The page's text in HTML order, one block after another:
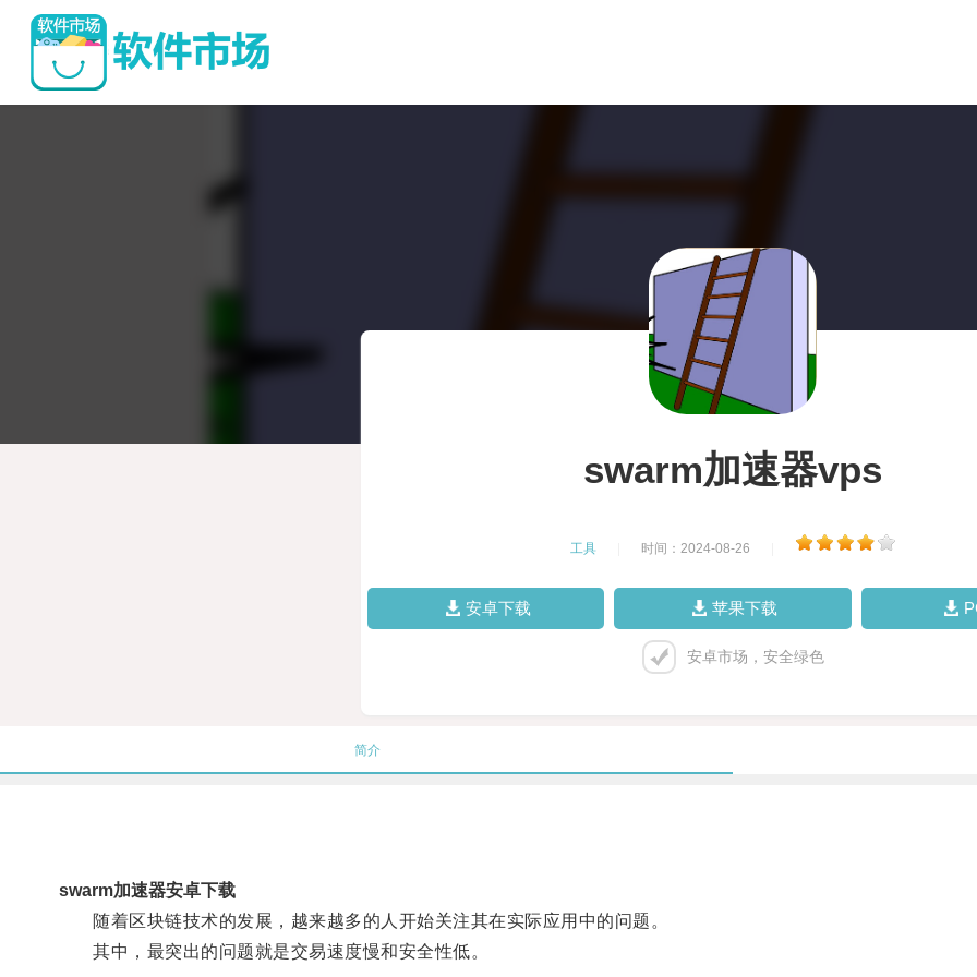
swarm加速器vps
工具 时间：2024-08-26
安卓下载 苹果下载
安卓市场，安全绿色
简介
swarm加速器安卓下载
随着区块链技术的发展，越来越多的人开始关注其在实际应用中的问题。
其中，最突出的问题就是交易速度慢和安全性低。